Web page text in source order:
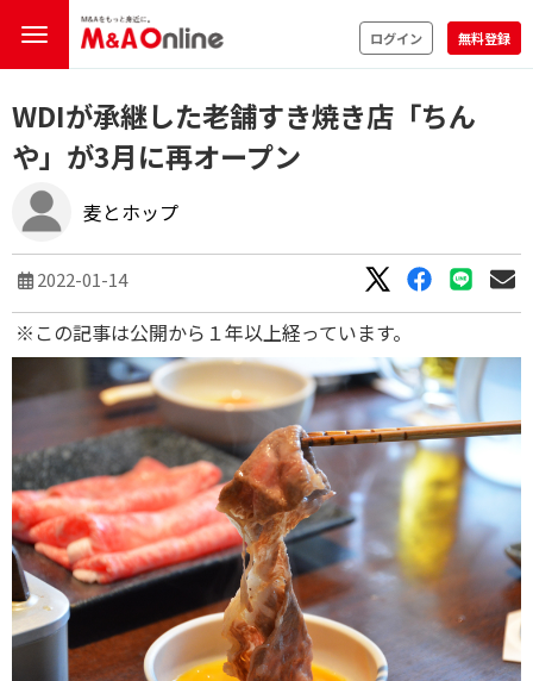
ログイン 無料登録
WDIが承継した老舗すき焼き店「ちん
や」が3月に再オープン
麦とホップ
2022-01-14
※この記事は公開から１年以上経っています。